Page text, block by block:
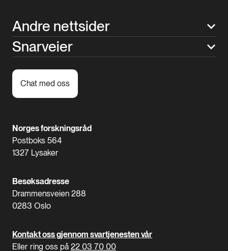
Andre nettsider
Snarveier
Chat med oss
Norges forskningsråd
Postboks 564
1327 Lysaker
Besøksadresse
Drammensveien 288
0283 Oslo
Kontakt oss gjennom svartjenesten vår
Eller ring oss på 22 03 70 00